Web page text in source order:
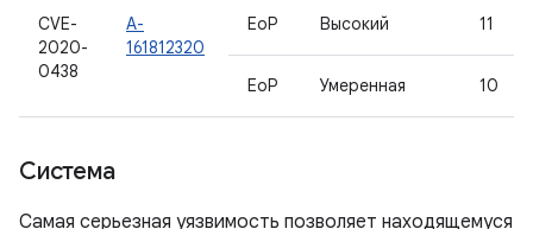
CVE-
2020-
0438
A-
161812320
EoP Высокий 11
EoP Умеренная 10
Система
Самая серьезная уязвимость позволяет находящемуся